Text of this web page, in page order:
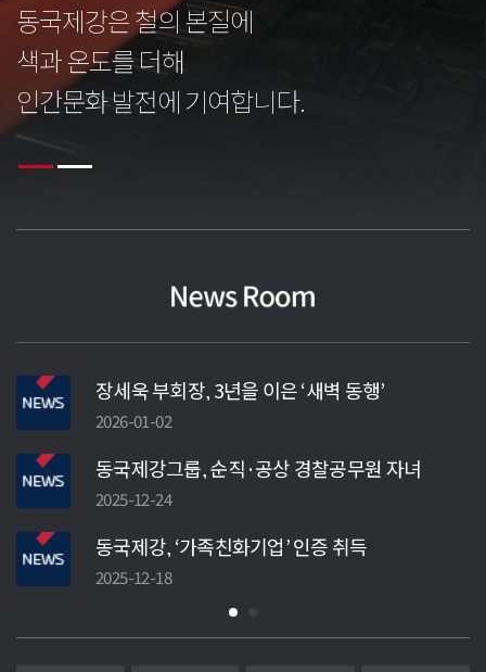
동국제강은 철의 본질에
색과 온도를 더해
인간문화 발전에 기여합니다.
장세욱 부회장, 3년을 이은 ‘새벽 동행’
2026-01-02
동국제강그룹, 순직·공상 경찰공무원 자녀
장학금 후원
2025-12-24
동국제강, ‘가족친화기업’ 인증 취득
2025-12-18